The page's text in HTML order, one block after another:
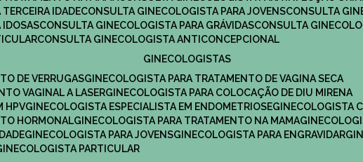
IDADE
CONSULTA GINECOLOGISTA PARA JOVENS
CONSULTA
IDOSAS
CONSULTA GINECOLOGISTA PARA GRÁVIDAS
CONSULTA
CONSULTA GINECOLOGISTA ANTICONCEPCIONAL
GINECOLOGISTAS
DE VERRUGAS
GINECOLOGISTA PARA TRATAMENTO DE VAGINA SECA
VAGINAL A LASER
GINECOLOGISTA PARA COLOCAÇÃO DE DIU MIRENA
HPV
GINECOLOGISTA ESPECIALISTA EM ENDOMETRIOSE
GINECOLOGISTA
HORMONAL
GINECOLOGISTA PARA TRATAMENTO NA MAMA
GINECOLOGISTA PARA JOVENS GINECOLOGISTA PARA ENGRAVIDAR
GINECOLOGISTA PARTICULAR